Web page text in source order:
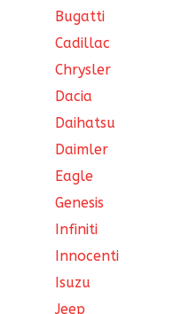
Bugatti
Cadillac
Chrysler
Dacia
Daihatsu
Daimler
Eagle
Genesis
Infiniti
Innocenti
Isuzu
Jeep